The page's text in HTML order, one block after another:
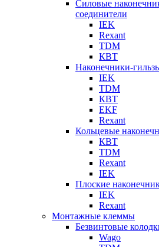
Силовые
соединители
IEK
Rexant
TDM
КВТ
Наконечники-
IEK
TDM
КВТ
EKF
Rexant
Кольцевые
КВТ
TDM
Rexant
IEK
Плоские
IEK
Rexant
Монтажные клеммы
Безвинтовые
Wago